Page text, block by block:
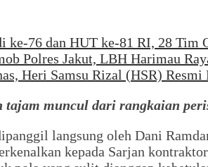
ke-76 dan HUT ke-81 RI, 28 Tim
Polres Jakut, LBH Harimau
Heri Samsu Rizal (HSR) Resmi
tajam muncul dari rangkaian
langsung oleh Dani
kepada Sarjan